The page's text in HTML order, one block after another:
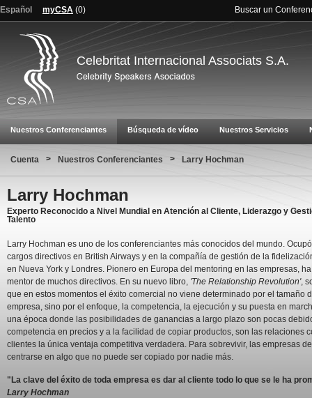
Español myCSA (0) Buscar un
Celebritat Internacional Associats S.A.
Nuestros Conferenciantes Búsqueda de vídeo Nuestros Servicios
Cuenta > Nuestros Conferenciantes > Larry Hochman
Larry Hochman
Experto Reconocido a Nivel Mundial en Atención al Cliente, Liderazgo y
Talento
Larry Hochman es uno de los conferenciantes más conocidos del mundo.
cargos directivos en British Airways y en la compañía de gestión de la
en Nueva York y Londres. Pionero en Europa del mentoring en las empresas,
mentor de muchos directivos. En su nuevo libro, 'The Relationship Revolution',
que en estos momentos el éxito comercial no viene determinado por el tamaño
empresa, sino por el enfoque, la competencia, la ejecución y su puesta en
una época donde las posibilidades de ganancias a largo plazo son pocas
competencia en precios y a la facilidad de copiar productos, son las relaciones
clientes la única ventaja competitiva verdadera. Para sobrevivir, las empresas
centrarse en algo que no puede ser copiado por nadie más.
"La clave del éxito de toda empresa es dar al cliente todo lo que se le ha
Larry Hochman